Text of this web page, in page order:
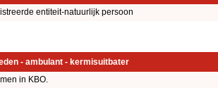
entiteit-natuurlijk persoon
- ambulant - kermisuitbater
in KBO.